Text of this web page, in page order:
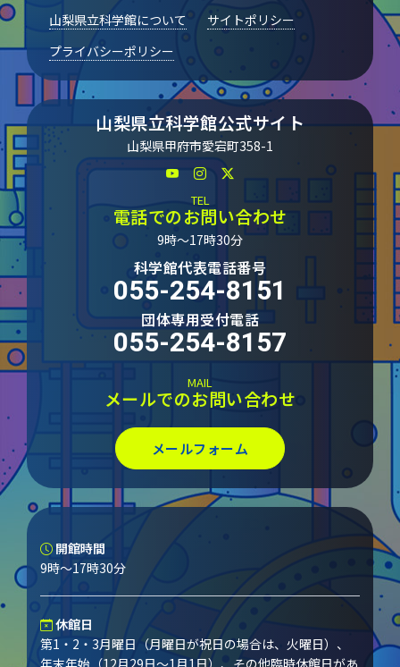
山梨県立科学館について
サイトポリシー
プライバシーポリシー
山梨県立科学館公式サイト
山梨県甲府市愛宕町358-1
TEL
電話でのお問い合わせ
9時～17時30分
科学館代表電話番号
055-254-8151
団体専用受付電話
055-254-8157
MAIL
メールでのお問い合わせ
メールフォーム
開館時間
9時～17時30分
休館日
第1・2・3月曜日（月曜日が祝日の場合は、火曜日）、
年末年始（12月29日～1月1日）、その他臨時休館日があ